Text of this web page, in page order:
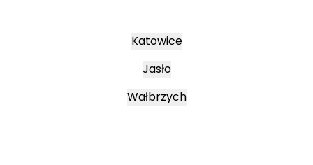
Katowice
Jasło
Wałbrzych